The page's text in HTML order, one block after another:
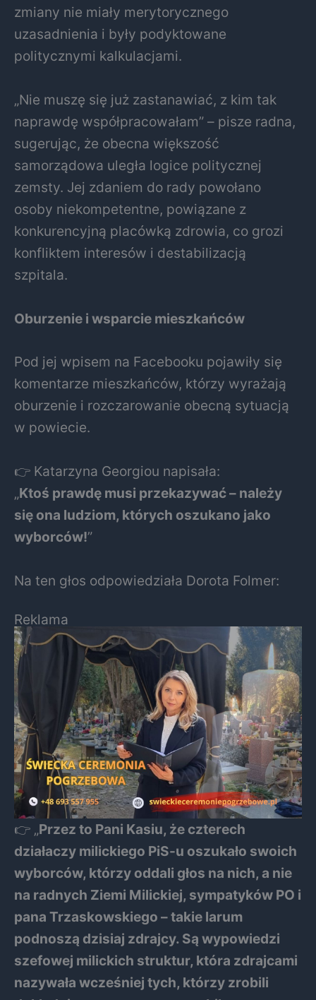
zmiany nie miały merytorycznego
uzasadnienia i były podyktowane
politycznymi kalkulacjami.
„Nie muszę się już zastanawiać, z kim tak
naprawdę współpracowałam” – pisze radna,
sugerując, że obecna większość
samorządowa uległa logice politycznej
zemsty. Jej zdaniem do rady powołano
osoby niekompetentne, powiązane z
konkurencyjną placówką zdrowia, co grozi
konfliktem interesów i destabilizacją
szpitala.
Oburzenie i wsparcie mieszkańców
Pod jej wpisem na Facebooku pojawiły się
komentarze mieszkańców, którzy wyrażają
oburzenie i rozczarowanie obecną sytuacją
w powiecie.
👉 Katarzyna Georgiou napisała:
„Ktoś prawdę musi przekazywać – należy
się ona ludziom, których oszukano jako
wyborców!”
Na ten głos odpowiedziała Dorota Folmer:
Reklama
👉 „Przez to Pani Kasiu, że czterech
działaczy milickiego PiS-u oszukało swoich
wyborców, którzy oddali głos na nich, a nie
na radnych Ziemi Milickiej, sympatyków PO i
pana Trzaskowskiego – takie larum
podnoszą dzisiaj zdrajcy. Są wypowiedzi
szefowej milickich struktur, która zdrajcami
nazywała wcześniej tych, którzy zrobili